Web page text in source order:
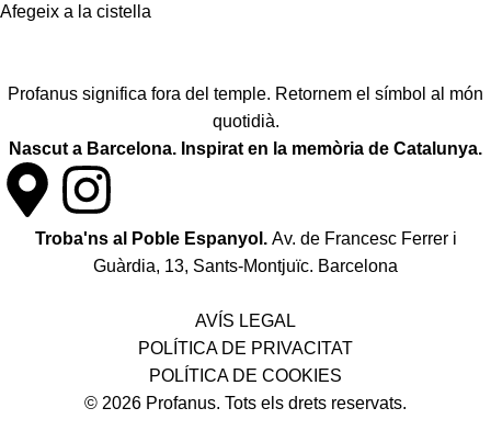
Afegeix a la cistella
Profanus significa fora del temple. Retornem el símbol al món
quotidià.
Nascut a Barcelona. Inspirat en la memòria de Catalunya.
Troba'ns al Poble Espanyol. Av. de Francesc Ferrer i
Guàrdia, 13, Sants-Montjuïc. Barcelona
AVÍS LEGAL
POLÍTICA DE PRIVACITAT
POLÍTICA DE COOKIES
© 2026 Profanus. Tots els drets reservats.